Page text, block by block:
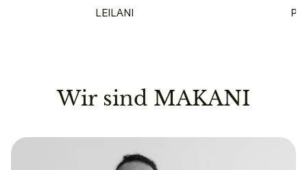
LEILANI
Wir sind MAKANI